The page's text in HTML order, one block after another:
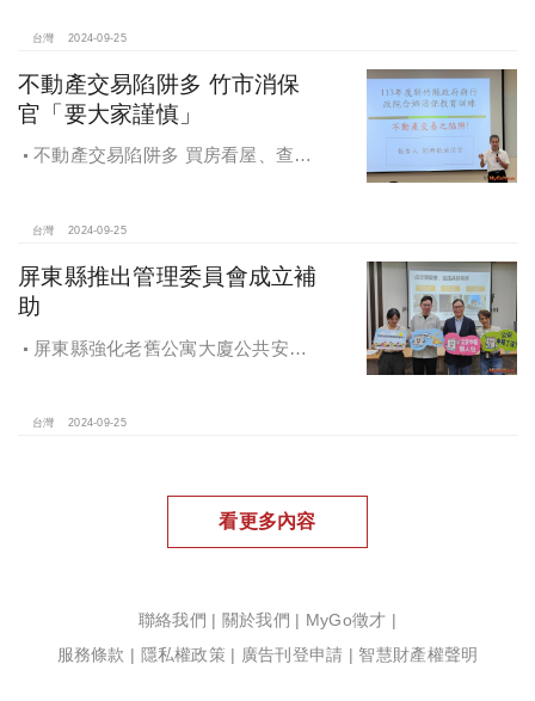
住都中心
台灣 2024-09-25
不動產交易陷阱多 竹市消保
官「要大家謹慎」
不動產交易陷阱多 買房看屋、查
台灣 2024-09-25
屏東縣推出管理委員會成立補
助
屏東縣強化老舊公寓大廈公共安全
台灣 2024-09-25
看更多內容
聯絡我們 | 關於我們 | MyGo徵才 |
服務條款 | 隱私權政策 | 廣告刊登申請 | 智慧財產權聲明